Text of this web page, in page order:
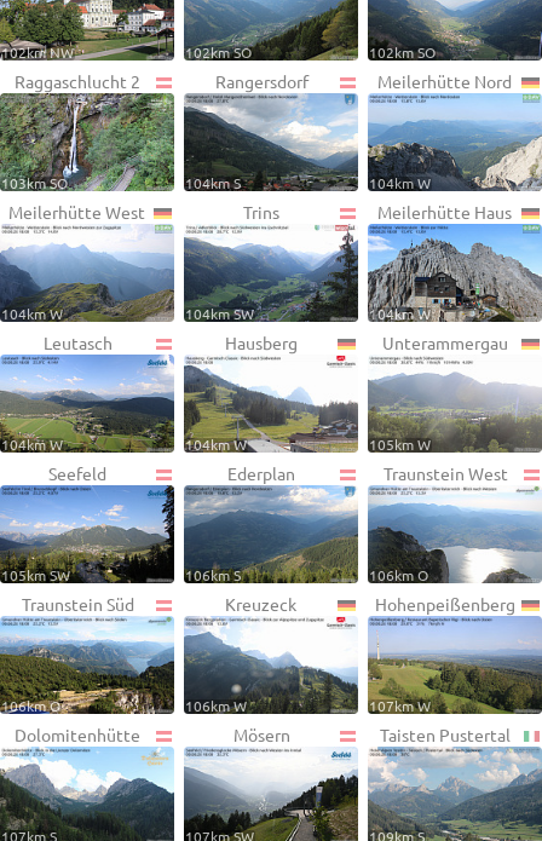
102km NW 102km SO 102km SO
Raggaschlucht 2
103km SO
Rangersdorf
104km S
Meilerhütte Nord
104km W
Meilerhütte West
104km W
Trins
104km SW
Meilerhütte Haus
104km W
Leutasch
104km W
Hausberg
104km W
Unterammergau
105km W
Seefeld
105km SW
Ederplan
106km S
Traunstein West
106km O
Traunstein Süd
106km O
Kreuzeck
106km W
Hohenpeißenberg
107km W
Dolomitenhütte
107km S
Mösern
107km SW
Taisten Pustertal
109km S